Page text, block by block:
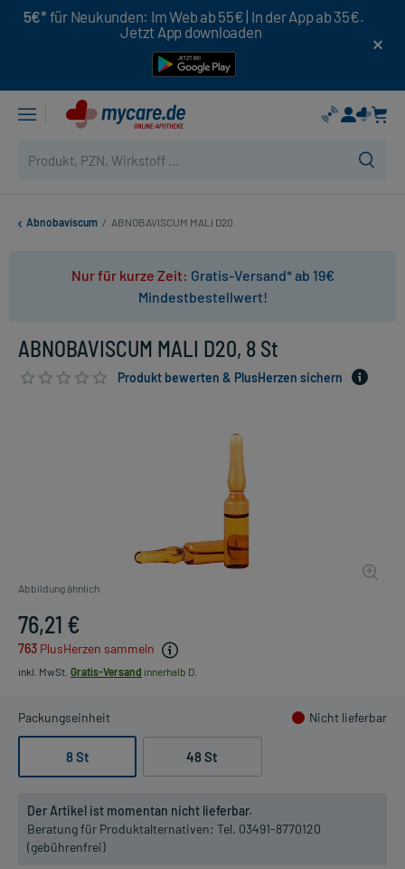
5€* für Neukunden: Im Web ab 55€ | In der App ab 35€.
Jetzt App downloaden
Abnobaviscum / ABNOBAVISCUM MALI D20
Nur für kurze Zeit: Gratis-Versand* ab 19€
Mindestbestellwert!
ABNOBAVISCUM MALI D20, 8 St
Produkt bewerten & PlusHerzen sichern
Abbildung ähnlich
76,21 €
763 PlusHerzen sammeln
inkl. MwSt. Gratis-Versand innerhalb D.
Packungseinheit Nicht lieferbar
8 St 48 St
Der Artikel ist momentan nicht lieferbar.
Beratung für Produktalternativen: Tel. 03491-8770120
(gebührenfrei)